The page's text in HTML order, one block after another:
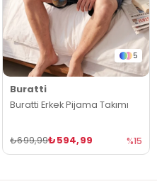
5
Buratti
Buratti Erkek Pijama Takımı
₺594,99
₺699,99 %15